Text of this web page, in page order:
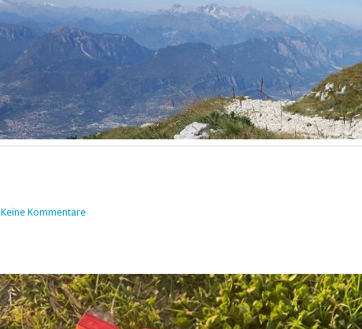
Keine Kommentare